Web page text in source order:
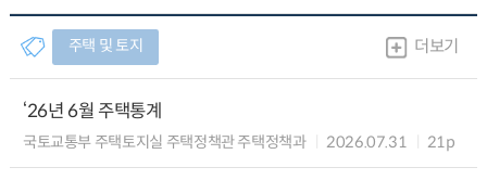
주택 및 토지 더보기
‘26년 6월 주택통계
국토교통부 주택토지실 주택정책관 주택정책과 2026.07.31 21p